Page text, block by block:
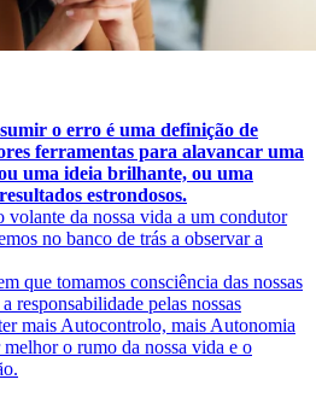
o erro é uma definição de
ferramentas para alavancar uma
uma ideia brilhante, ou uma
estrondosos.
volante da nossa vida a um condutor
no banco de trás a observar a
que tomamos consciência das nossas
responsabilidade pelas nossas
mais Autocontrolo, mais Autonomia
o rumo da nossa vida e o